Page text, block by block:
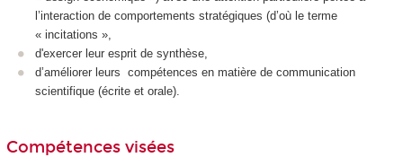
l’interaction de comportements stratégiques (d’où le terme
« incitations »,
d'exercer leur esprit de synthèse,
d’améliorer leurs compétences en matière de communication
scientifique (écrite et orale).
Compétences visées